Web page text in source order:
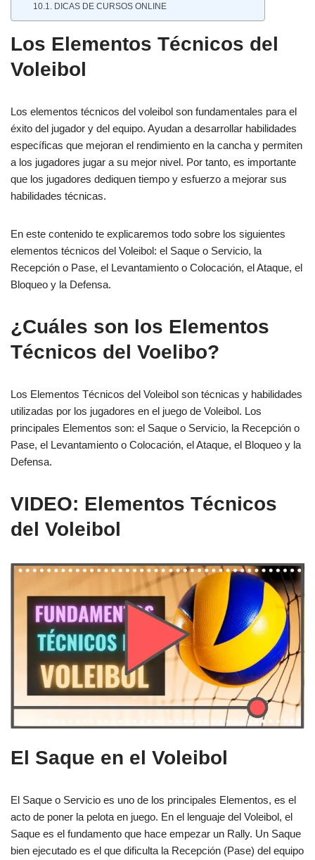
DICAS DE CURSOS ONLINE
Los Elementos Técnicos del
Voleibol
Los elementos técnicos del voleibol son fundamentales para el
éxito del jugador y del equipo. Ayudan a desarrollar habilidades
específicas que mejoran el rendimiento en la cancha y permiten
a los jugadores jugar a su mejor nivel. Por tanto, es importante
que los jugadores dediquen tiempo y esfuerzo a mejorar sus
habilidades técnicas.
En este contenido te explicaremos todo sobre los siguientes
elementos técnicos del Voleibol: el Saque o Servicio, la
Recepción o Pase, el Levantamiento o Colocación, el Ataque, el
Bloqueo y la Defensa.
¿Cuáles son los Elementos
Técnicos del Voelibo?
Los Elementos Técnicos del Voleibol son técnicas y habilidades
utilizadas por los jugadores en el juego de Voleibol. Los
principales Elementos son: el Saque o Servicio, la Recepción o
Pase, el Levantamiento o Colocación, el Ataque, el Bloqueo y la
Defensa.
VIDEO: Elementos Técnicos
del Voleibol
El Saque en el Voleibol
El Saque o Servicio es uno de los principales Elementos, es el
acto de poner la pelota en juego. En el lenguaje del Voleibol, el
Saque es el fundamento que hace empezar un Rally. Un Saque
bien ejecutado es el que dificulta la Recepción (Pase) del equipo